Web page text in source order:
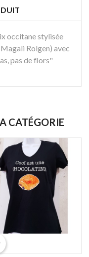
occitane stylisée
Rolgen) avec
pas de flors"
CATÉGORIE